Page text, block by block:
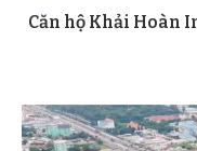
Căn hộ Khải Hoàn